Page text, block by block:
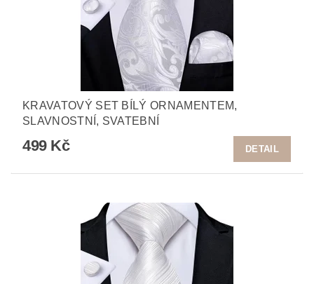
KRAVATOVÝ SET BÍLÝ ORNAMENTEM,
SLAVNOSTNÍ, SVATEBNÍ
499 Kč DETAIL